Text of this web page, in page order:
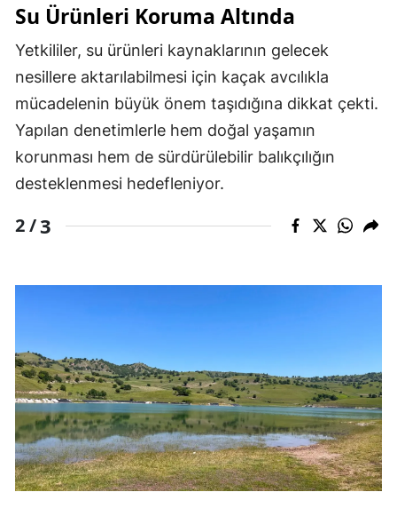
Su Ürünleri Koruma Altında
Yetkililer, su ürünleri kaynaklarının gelecek
nesillere aktarılabilmesi için kaçak avcılıkla
mücadelenin büyük önem taşıdığına dikkat çekti.
Yapılan denetimlerle hem doğal yaşamın
korunması hem de sürdürülebilir balıkçılığın
desteklenmesi hedefleniyor.
2 /3